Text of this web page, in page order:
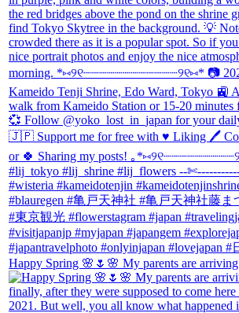
Happy Spring 🌸🌷🌸 My parents are arriving